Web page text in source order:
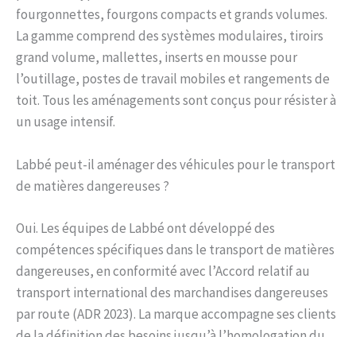
fourgonnettes, fourgons compacts et grands volumes.
La gamme comprend des systèmes modulaires, tiroirs
grand volume, mallettes, inserts en mousse pour
l’outillage, postes de travail mobiles et rangements de
toit. Tous les aménagements sont conçus pour résister à
un usage intensif.
Labbé peut-il aménager des véhicules pour le transport
de matières dangereuses ?
Oui. Les équipes de Labbé ont développé des
compétences spécifiques dans le transport de matières
dangereuses, en conformité avec l’Accord relatif au
transport international des marchandises dangereuses
par route (ADR 2023). La marque accompagne ses clients